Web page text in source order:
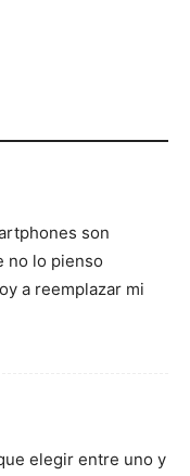
son
no lo pienso
a reemplazar mi
elegir entre uno y